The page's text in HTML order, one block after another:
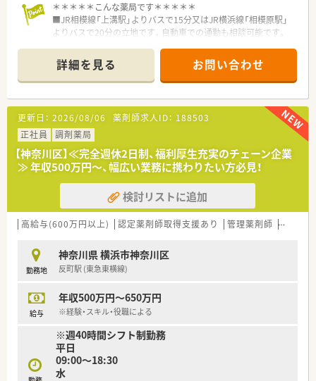
＊＊＊＊＊こんな薬局です＊＊＊＊＊
■JR相模線「上溝駅」よりバスで15分又はJR横浜線「相模原駅」
よりバスで20分の立地です。自動車での通勤も相談可能です。
当たりの枚数は50枚程度です。
■内装のリニューアルを行っており、ベージュを基調とした明る
い店内です。電話ボックス型のプライバシーに配慮した環境で
服薬指導を行っております。周囲を気にせず相談がしやすいと
患者様から好評をいただいており、薬剤師自身もじっくりと患者
様と向き合うことができます。
＊＊＊＊＊こんな会社です＊＊＊＊＊
≪会社概要≫
■神奈川・東京都を中心に29店舗展開している会社です。
■薬局事業を中心に新薬開発、治験支援事業、薬剤師職業紹介事
業など、総合的な医療事業を展開しています。
■「患者・医師・薬局が三位一体となった医療環境づくり」を理念
に、
幅広く手掛けている企業です。
≪成長できる環境≫
■在宅栄養管理に対応可能な設備を有する大型高機能薬局や、代
健康管理方法を提案する薬局など、地域のニーズに適応した薬
局展開を行っています。
する事業に取り組んでいます。
■外来対応だけでなく、全ての店舗で在宅医療に対応していま
す。医師との往診同行や
クリーンベンチを使用した抗がん剤製剤業務などを通し、臨床
詳細を見る お問い合わせ
更新日： 2026/08/06 薬剤師求人ID： 188503
正社員
調剤薬局
【神奈川区】≪完全週休2日制、福利厚生充実のチェーン企業
≫ 年収500万円～、幅広い業務に携わりたい方必見！
検討リストに追加
高給与(600万円以上) 認定薬剤師取得支援あり 管理薬剤師 教育制
勤務地
神奈川県 横浜市神奈川区
反町駅 (東急東横線)
給与
年収500万円～650万円
※経験・スキル・役職による
※週40時間シフト制勤務
平日
09:00～18:30
水